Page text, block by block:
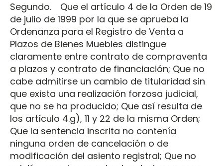
Segundo. Que el artículo 4 de la Orden de 19
de julio de 1999 por la que se aprueba la
Ordenanza para el Registro de Venta a
Plazos de Bienes Muebles distingue
claramente entre contrato de compraventa
a plazos y contrato de financiación; Que no
cabe admitirse un cambio de titularidad sin
que exista una realización forzosa judicial,
que no se ha producido; Que así resulta de
los artículo 4.g), 11 y 22 de la misma Orden;
Que la sentencia inscrita no contenía
ninguna orden de cancelación o de
modificación del asiento registral; Que no